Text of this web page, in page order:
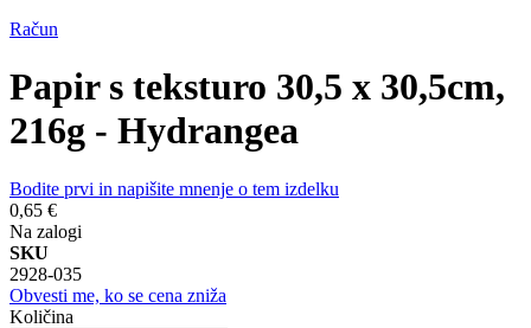
Račun
Papir s teksturo 30,5 x 30,5cm,
216g - Hydrangea
Bodite prvi in napišite mnenje o tem izdelku
0,65 €
Na zalogi
SKU
2928-035
Obvesti me, ko se cena zniža
Količina